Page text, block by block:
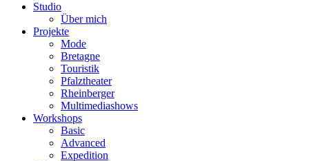
Studio
Über mich
Projekte
Mode
Bretagne
Touristik
Pfalztheater
Rheinberger
Multimediashows
Workshops
Basic
Advanced
Expedition